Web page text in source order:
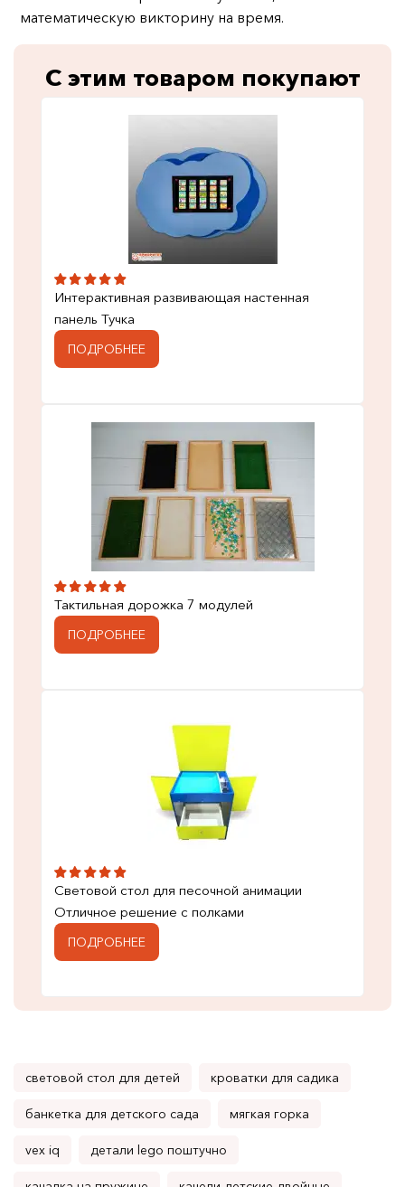
математическую викторину на время.
С этим товаром покупают
Интерактивная развивающая настенная
панель Тучка
ПОДРОБНЕЕ
Тактильная дорожка 7 модулей
ПОДРОБНЕЕ
Световой стол для песочной анимации
Отличное решение с полками
ПОДРОБНЕЕ
световой стол для детей кроватки для садика
банкетка для детского сада мягкая горка
vex iq детали lego поштучно